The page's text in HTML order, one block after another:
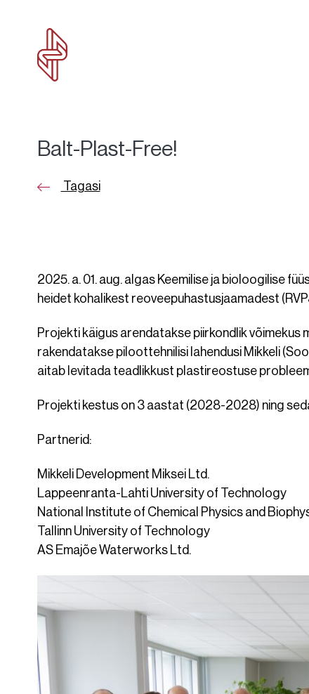
Balt-Plast-Free!
Tagasi
2025. a. 01. aug. algas Keemilise ja bioloogilise
heidet kohalikest reoveepuhastusjaamadest
Projekti käigus arendatakse piirkondlik võimekus
rakendatakse piloottehnilisi lahendusi Mikkeli
aitab levitada teadlikkust plastireostuse
Projekti kestus on 3 aastat (2028-2028) ning
Partnerid:
Mikkeli Development Miksei Ltd.
Lappeenranta-Lahti University of Technology
National Institute of Chemical Physics and
Tallinn University of Technology
AS Emajõe Waterworks Ltd.